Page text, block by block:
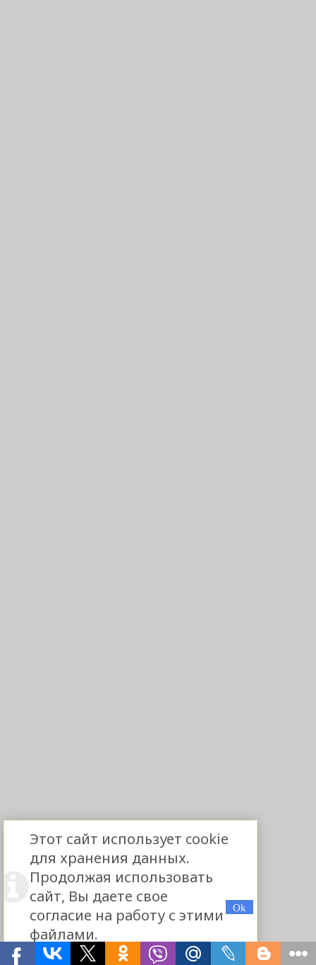
Этот сайт использует cookie
для хранения данных.
Продолжая использовать
сайт, Вы даете свое
согласие на работу с этими
файлами.